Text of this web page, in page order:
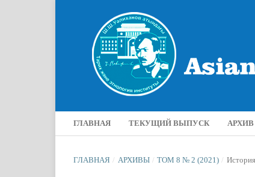
ГЛАВНАЯ ТЕКУЩИЙ ВЫПУСК АРХИВ
ГЛАВНАЯ / АРХИВЫ / ТОМ 8 № 2 (2021) / История